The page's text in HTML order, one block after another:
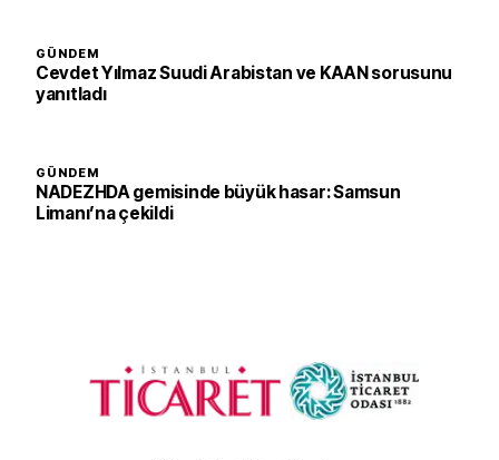
GÜNDEM
Cevdet Yılmaz Suudi Arabistan ve KAAN sorusunu
yanıtladı
GÜNDEM
NADEZHDA gemisinde büyük hasar: Samsun
Limanı’na çekildi